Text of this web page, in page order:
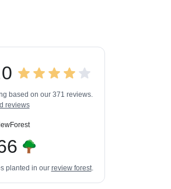
3
ProvenExpert.com
Profil werfen
06.08.2026
based on our 371 reviews.
reviews
planted in our review forest.